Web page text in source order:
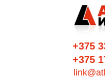
+375
+375